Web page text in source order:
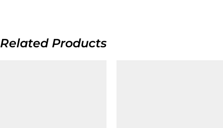
Related Products